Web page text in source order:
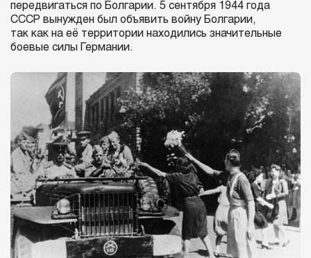
передвигаться по Болгарии. 5 сентября 1944 года
СССР вынужден был объявить войну Болгарии,
так как на её территории находились значительные
боевые силы Германии.